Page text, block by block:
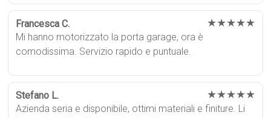
Francesca C. ★★★★★
Mi hanno motorizzato la porta garage, ora è
comodissima. Servizio rapido e puntuale.
Stefano L. ★★★★★
Azienda seria e disponibile, ottimi materiali e finiture. Li